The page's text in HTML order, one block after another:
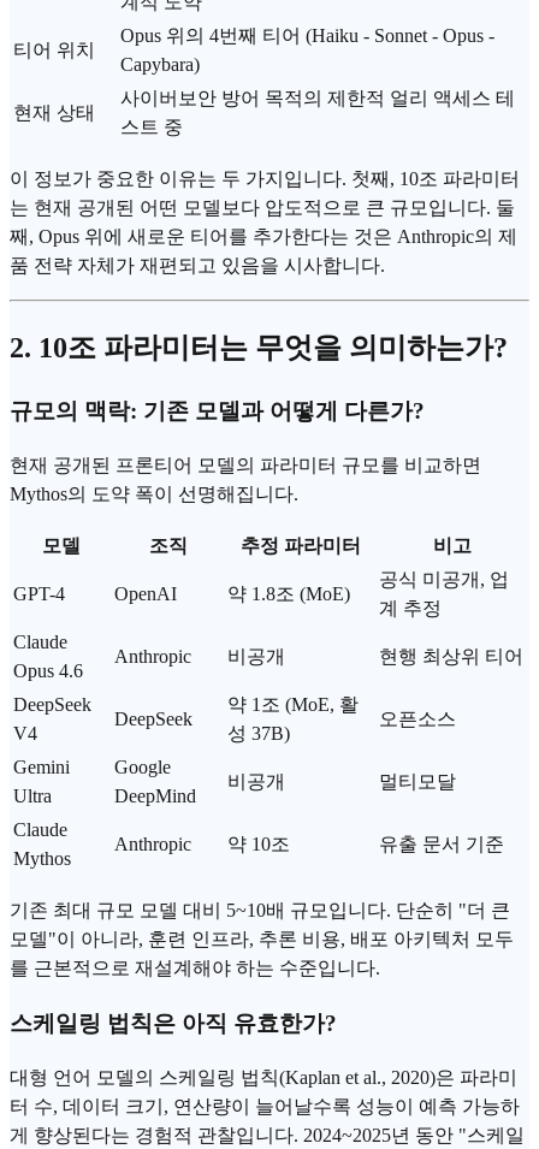
티어 위치
Opus 위의 4번째 티어 (Haiku - Sonnet - Opus -
Capybara)
현재 상태
사이버보안 방어 목적의 제한적 얼리 액세스 테
스트 중
이 정보가 중요한 이유는 두 가지입니다. 첫째, 10조 파라미터
는 현재 공개된 어떤 모델보다 압도적으로 큰 규모입니다. 둘
째, Opus 위에 새로운 티어를 추가한다는 것은 Anthropic의 제
품 전략 자체가 재편되고 있음을 시사합니다.
2. 10조 파라미터는 무엇을 의미하는가?
규모의 맥락: 기존 모델과 어떻게 다른가?
현재 공개된 프론티어 모델의 파라미터 규모를 비교하면
Mythos의 도약 폭이 선명해집니다.
모델 조직 추정 파라미터 비고
GPT-4 OpenAI 약 1.8조 (MoE)
공식 미공개, 업
계 추정
Claude
Opus 4.6
Anthropic 비공개 현행 최상위 티어
DeepSeek
V4
DeepSeek
약 1조 (MoE, 활
성 37B)
오픈소스
Gemini
Ultra
Google
DeepMind
비공개 멀티모달
Claude
Mythos
Anthropic 약 10조 유출 문서 기준
기존 최대 규모 모델 대비 5~10배 규모입니다. 단순히 "더 큰
모델"이 아니라, 훈련 인프라, 추론 비용, 배포 아키텍처 모두
를 근본적으로 재설계해야 하는 수준입니다.
스케일링 법칙은 아직 유효한가?
대형 언어 모델의 스케일링 법칙(Kaplan et al., 2020)은 파라미
터 수, 데이터 크기, 연산량이 늘어날수록 성능이 예측 가능하
게 향상된다는 경험적 관찰입니다. 2024~2025년 동안 "스케일